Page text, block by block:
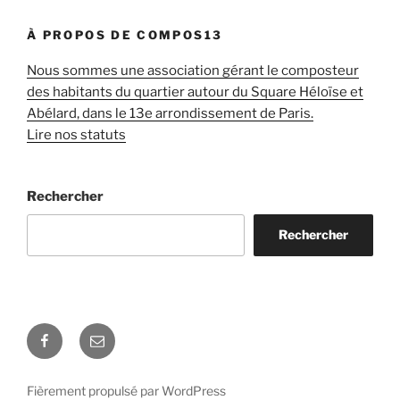
À PROPOS DE COMPOS13
Nous sommes une association gérant le composteur
des habitants du quartier autour du Square Héloïse et
Abélard, dans le 13e arrondissement de Paris.
Lire nos statuts
Rechercher
Rechercher
Facebook
E-
mail
Fièrement propulsé par WordPress